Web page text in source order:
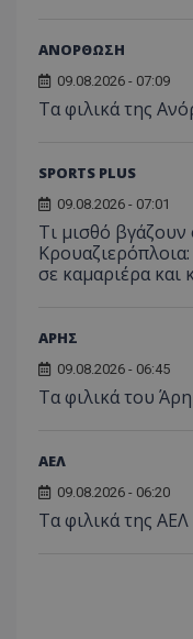
ΑΝΟΡΘΩΣΗ
09.08.2026 - 07:09
Τα φιλικά της
SPORTS PLUS
09.08.2026 - 07:01
Τι μισθό
σε καμαριέρα και
ΑΡΗΣ
09.08.2026 - 06:45
Τα φιλικά του
ΑΕΛ
09.08.2026 - 06:20
Τα φιλικά της ΑΕΛ